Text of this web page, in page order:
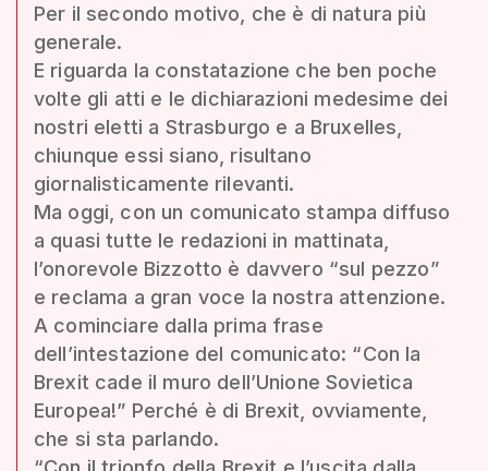
Per il secondo motivo, che è di natura più
generale.
E riguarda la constatazione che ben poche
volte gli atti e le dichiarazioni medesime dei
nostri eletti a Strasburgo e a Bruxelles,
chiunque essi siano, risultano
giornalisticamente rilevanti.
Ma oggi, con un comunicato stampa diffuso
a quasi tutte le redazioni in mattinata,
l’onorevole Bizzotto è davvero “sul pezzo”
e reclama a gran voce la nostra attenzione.
A cominciare dalla prima frase
dell’intestazione del comunicato: “Con la
Brexit cade il muro dell’Unione Sovietica
Europea!” Perché è di Brexit, ovviamente,
che si sta parlando.